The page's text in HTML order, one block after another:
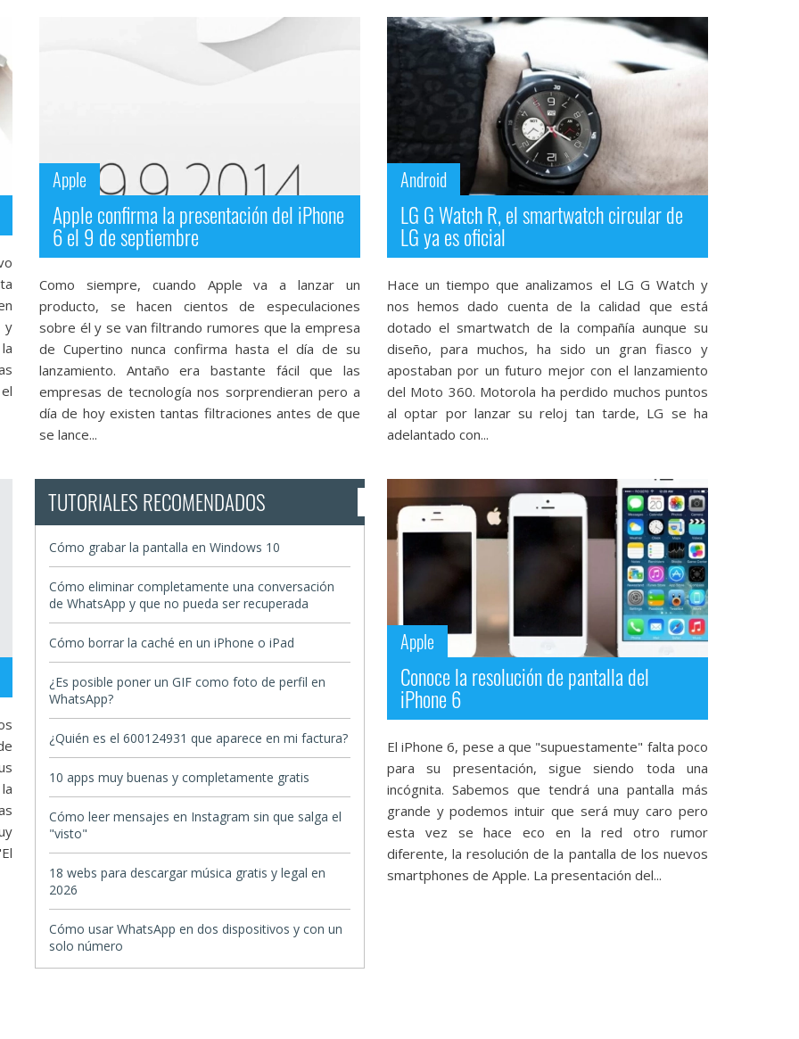
y
Apple
Apple confirma la presentación del iPhone
6 el 9 de septiembre
Como siempre, cuando Apple va a lanzar un
producto, se hacen cientos de especulaciones
sobre él y se van filtrando rumores que la empresa
de Cupertino nunca confirma hasta el día de su
lanzamiento. Antaño era bastante fácil que las
empresas de tecnología nos sorprendieran pero a
día de hoy existen tantas filtraciones antes de que
se lance...
Android
LG G Watch R, el smartwatch circular de
LG ya es oficial
Hace un tiempo que analizamos el LG G Watch y
nos hemos dado cuenta de la calidad que está
dotado el smartwatch de la compañía aunque su
diseño, para muchos, ha sido un gran fiasco y
apostaban por un futuro mejor con el lanzamiento
del Moto 360. Motorola ha perdido muchos puntos
al optar por lanzar su reloj tan tarde, LG se ha
adelantado con...
TUTORIALES RECOMENDADOS
Cómo grabar la pantalla en Windows 10
Cómo eliminar completamente una conversación
de WhatsApp y que no pueda ser recuperada
Cómo borrar la caché en un iPhone o iPad
¿Es posible poner un GIF como foto de perfil en
WhatsApp?
¿Quién es el 600124931 que aparece en mi factura?
10 apps muy buenas y completamente gratis
Cómo leer mensajes en Instagram sin que salga el
"visto"
18 webs para descargar música gratis y legal en
2026
Cómo usar WhatsApp en dos dispositivos y con un
solo número
Apple
Conoce la resolución de pantalla del
iPhone 6
El iPhone 6, pese a que "supuestamente" falta poco
para su presentación, sigue siendo toda una
incógnita. Sabemos que tendrá una pantalla más
grande y podemos intuir que será muy caro pero
esta vez se hace eco en la red otro rumor
diferente, la resolución de la pantalla de los nuevos
smartphones de Apple. La presentación del...